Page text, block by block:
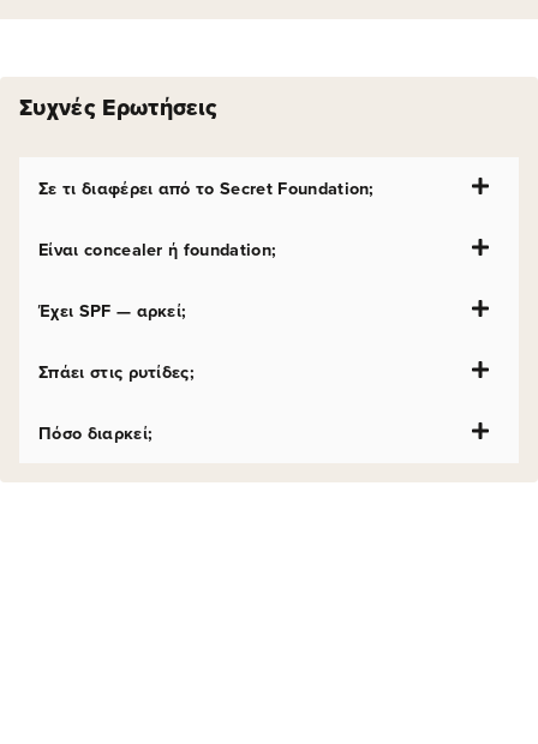
Συχνές Ερωτήσεις
Σε τι διαφέρει από το Secret Foundation;
Είναι concealer ή foundation;
Έχει SPF — αρκεί;
Σπάει στις ρυτίδες;
Πόσο διαρκεί;